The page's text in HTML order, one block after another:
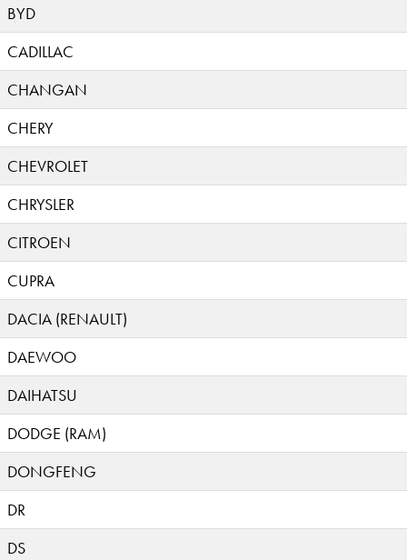
BYD
CADILLAC
CHANGAN
CHERY
CHEVROLET
CHRYSLER
CITROEN
CUPRA
DACIA (RENAULT)
DAEWOO
DAIHATSU
DODGE (RAM)
DONGFENG
DR
DS